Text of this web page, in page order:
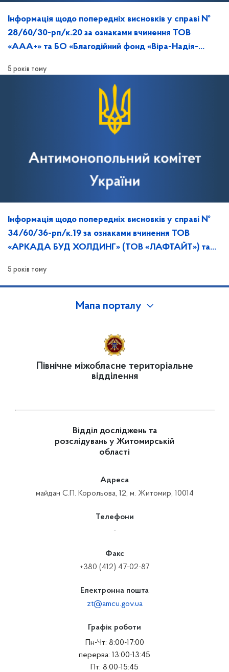
Інформація щодо попередніх висновків у справі №
28/60/30-рп/к.20 за ознаками вчинення ТОВ
«ААА+» та БО «Благодійний фонд «Віра-Надія-
5 років тому
Інформація щодо попередніх висновків у справі №
34/60/36-рп/к.19 за ознаками вчинення ТОВ
«АРКАДА БУД ХОЛДИНГ» (ТОВ «ЛАФТАЙТ») та
5 років тому
Мапа порталу
Північне міжобласне територіальне
відділення
Відділ досліджень та
розслідувань у Житомирській
області
Адреса
майдан С.П. Корольова, 12, м. Житомир, 10014
Телефони
-
Факс
+380 (412) 47-02-87
Електронна пошта
zt@amcu.gov.ua
Графік роботи
Пн-Чт: 8:00-17:00
перерва: 13:00-13:45
Пт: 8:00-15:45